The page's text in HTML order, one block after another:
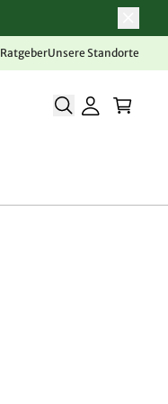
RatgeberUnsere Standorte